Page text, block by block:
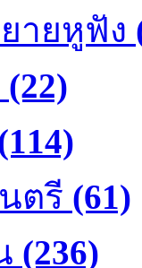
ายหูฟัง
(22)
ตรี (61)
(236)